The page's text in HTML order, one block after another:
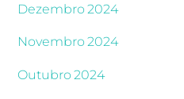
Dezembro 2024
Novembro 2024
Outubro 2024